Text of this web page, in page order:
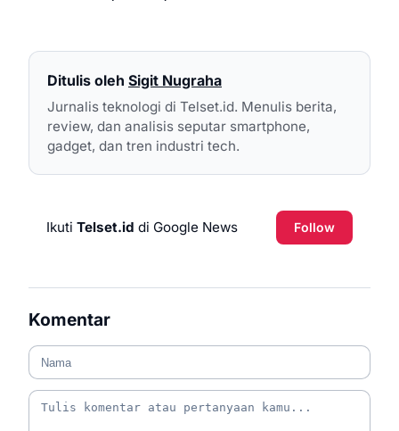
Ditulis oleh Sigit Nugraha
Jurnalis teknologi di Telset.id. Menulis berita,
review, dan analisis seputar smartphone,
gadget, dan tren industri tech.
Ikuti Telset.id di Google News Follow
Komentar